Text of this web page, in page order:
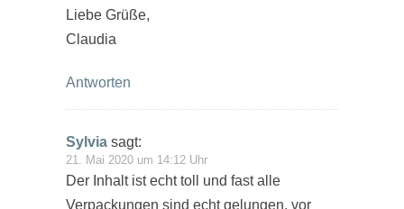
Liebe Grüße,
Claudia
Antworten
Sylvia sagt:
21. Mai 2020 um 14:12 Uhr
Der Inhalt ist echt toll und fast alle
Verpackungen sind echt gelungen, vor